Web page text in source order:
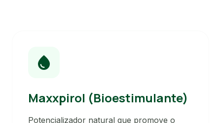
water_drop
Maxxpirol (Bioestimulante)
Potencializador natural que promove o